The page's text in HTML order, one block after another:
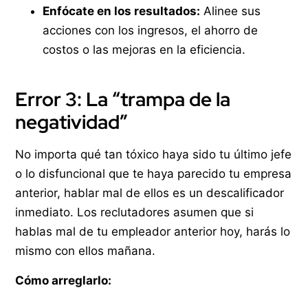
Enfócate en los resultados: Alinee sus
acciones con los ingresos, el ahorro de
costos o las mejoras en la eficiencia.
Error 3: La “trampa de la
negatividad”
No importa qué tan tóxico haya sido tu último jefe
o lo disfuncional que te haya parecido tu empresa
anterior, hablar mal de ellos es un descalificador
inmediato. Los reclutadores asumen que si
hablas mal de tu empleador anterior hoy, harás lo
mismo con ellos mañana.
Cómo arreglarlo: